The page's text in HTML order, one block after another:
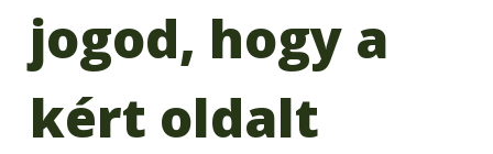
jogod, hogy a
kért oldalt